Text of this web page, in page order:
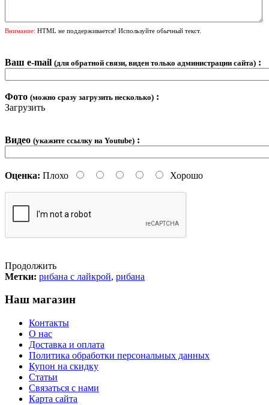
Внимание: HTML не поддерживается! Используйте обычный текст.
Ваш e-mail (для обратной связи, виден только администрации сайта) :
Фото (можно сразу загрузить несколько) :
Загрузить
Видео (укажите ссылку на Youtube) :
Оценка: Плохо Хорошо
Продолжить
Метки: рибана с лайкрой, рибана
Наш магазин
Контакты
О нас
Доставка и оплата
Политика обработки персональных данных
Купон на скидку
Статьи
Связаться с нами
Карта сайта